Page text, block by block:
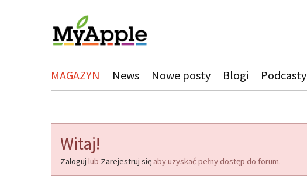
MAGAZYN News Nowe posty Blogi Podcasty
Witaj!
Zaloguj lub Zarejestruj się aby uzyskać pełny dostęp do forum.